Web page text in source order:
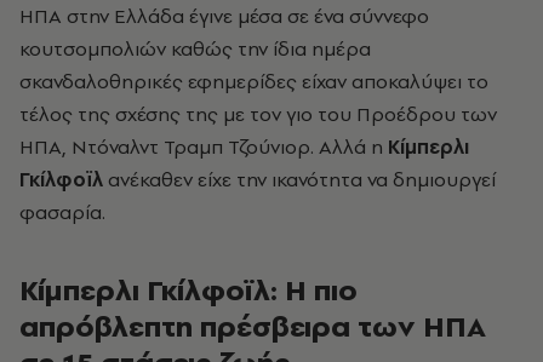
ΗΠΑ στην Ελλάδα έγινε μέσα σε ένα σύννεφο
κουτσομπολιών καθώς την ίδια ημέρα
σκανδαλοθηρικές εφημερίδες είχαν αποκαλύψει το
τέλος της σχέσης της με τον γιο του Προέδρου των
ΗΠΑ, Ντόναλντ Τραμπ Τζούνιορ. Αλλά η Κίμπερλι
Γκίλφοϊλ ανέκαθεν είχε την ικανότητα να δημιουργεί
φασαρία.
Κίμπερλι Γκίλφοϊλ: Η πιο
απρόβλεπτη πρέσβειρα των ΗΠΑ